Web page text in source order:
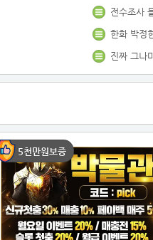
전수조사
한화 박정
진짜 그나
5천만원보증